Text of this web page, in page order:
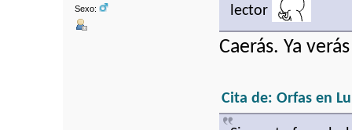
Sexo: lector
Caerás. Ya
Cita de: Orfas en